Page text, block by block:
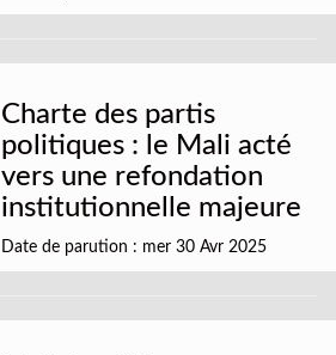
Charte des partis
politiques : le Mali acté
vers une refondation
institutionnelle majeure
Date de parution : mer 30 Avr 2025